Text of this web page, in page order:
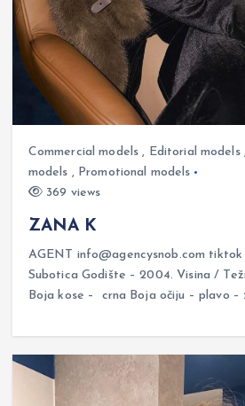
Commercial models , Editorial models
models , Promotional models
369 views
ZANA K
AGENT info@agencysnob.com
Subotica Godište – 2004. Visina /
Boja kose – crna Boja očiju – plavo